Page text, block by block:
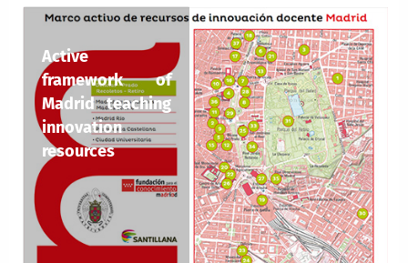
Active
framework of
Madrid teaching
innovation
resources